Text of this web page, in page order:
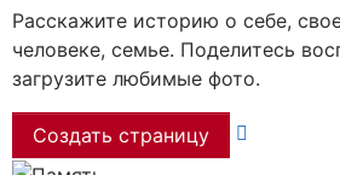
Расскажите историю о себе,
человеке, семье. Поделитесь
загрузите любимые фото.
Создать страницу